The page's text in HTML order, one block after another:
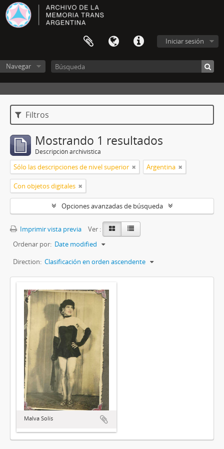
Iniciar sesión
Navegar
Filtros
Mostrando 1 resultados
Descripción archivística
Sólo las descripciones de nivel superior Argentina
Con objetos digitales
Opciones avanzadas de búsqueda
Imprimir vista previa
Ver :
Ordenar por: Date modified
Direction: Clasificación en orden ascendente
Malva Solís